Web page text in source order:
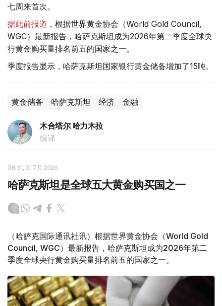
七周来首次。
据此前报道 ，根据世界黄金协会（World Gold Council,
WGC）最新报告，哈萨克斯坦成为2026年第二季度全球央
行黄金购买量排名前五的国家之一。
季度报告显示，哈萨克斯坦国家银行黄金储备增加了15吨。
黄金储备 哈萨克斯坦 经济 金融
木合塔尔 哈力木拉
编译
08:31, 31 7月 2026
哈萨克斯坦是全球五大黄金购买国之一
（哈萨克国际通讯社讯）根据世界黄金协会（World Gold
Council, WGC）最新报告，哈萨克斯坦成为2026年第二
季度全球央行黄金购买量排名前五的国家之一。